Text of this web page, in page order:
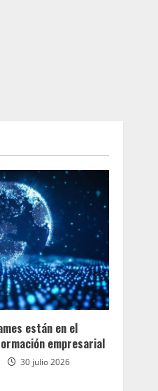
están en el
empresarial
30 julio 2026